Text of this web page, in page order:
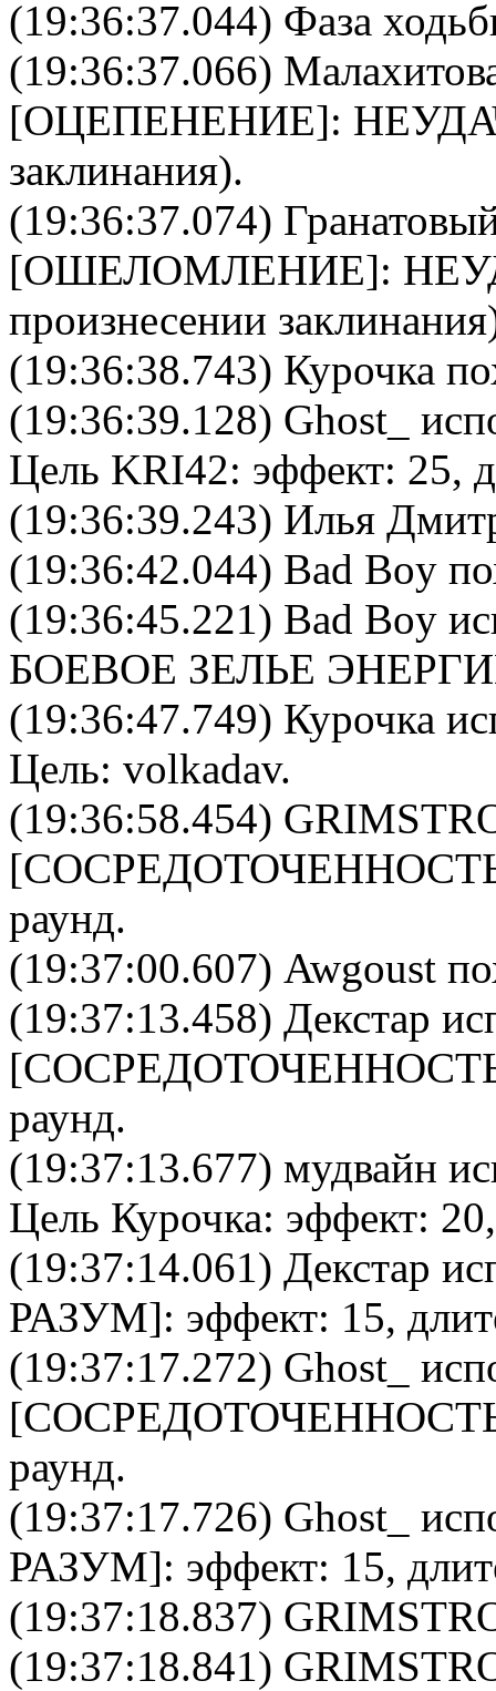
(19:36:37.044) Фаза
(19:36:37.066)
[ОЦЕПЕНЕНИЕ]:
заклинания).
(19:36:37.074)
[ОШЕЛОМЛЕНИЕ]:
произнесении
(19:36:38.743) Курочка
(19:36:39.128) Ghost_
Цель KRI42: эффект: 25,
(19:36:39.243) Илья
(19:36:42.044) Bad Boy
(19:36:45.221) Bad Boy
БОЕВОЕ ЗЕЛЬЕ
(19:36:47.749) Курочка
Цель: volkadav.
(19:36:58.454)
[
раунд.
(19:37:00.607) Awgoust
(19:37:13.458) Декстар
[
раунд.
(19:37:13.677) мудвайн
Цель Курочка: эффект:
(19:37:14.061) Декстар
РАЗУМ]: эффект: 15,
(19:37:17.272) Ghost_
[
раунд.
(19:37:17.726) Ghost_
РАЗУМ]: эффект: 15,
(19:37:18.837)
(19:37:18.841)